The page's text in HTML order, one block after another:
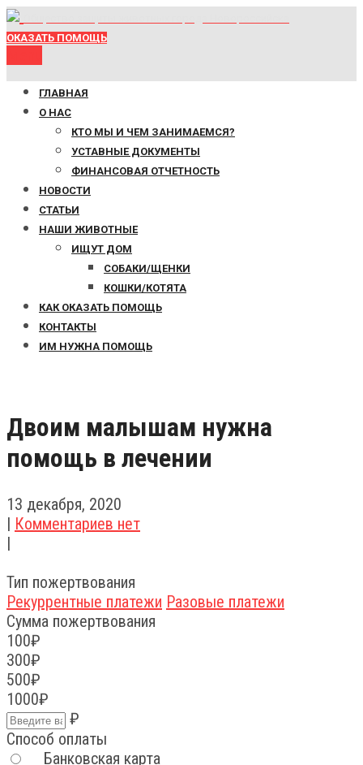
ОКАЗАТЬ ПОМОЩЬ
ГЛАВНАЯ
О НАС
КТО МЫ И ЧЕМ ЗАНИМАЕМСЯ?
УСТАВНЫЕ ДОКУМЕНТЫ
ФИНАНСОВАЯ ОТЧЕТНОСТЬ
НОВОСТИ
СТАТЬИ
НАШИ ЖИВОТНЫЕ
ИЩУТ ДОМ
СОБАКИ/ЩЕНКИ
КОШКИ/КОТЯТА
КАК ОКАЗАТЬ ПОМОЩЬ
КОНТАКТЫ
ИМ НУЖНА ПОМОЩЬ
Двоим малышам нужна
помощь в лечении
13 декабря, 2020
| Комментариев нет
|
Тип пожертвования
Рекуррентные платежи Разовые платежи
Сумма пожертвования
100₽
300₽
500₽
1000₽
₽
Способ оплаты
Банковская карта